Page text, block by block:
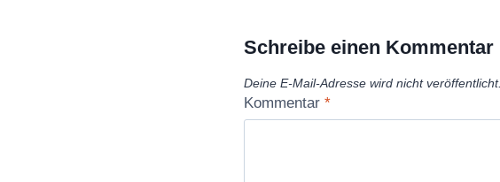
Schreibe einen Kommentar
Deine E-Mail-Adresse wird nicht veröffentlicht.
Kommentar *